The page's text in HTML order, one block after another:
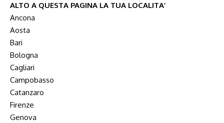
ALTO A QUESTA PAGINA LA TUA LOCALITA’
Ancona
Aosta
Bari
Bologna
Cagliari
Campobasso
Catanzaro
Firenze
Genova